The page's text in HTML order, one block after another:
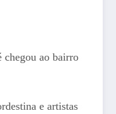
chegou ao bairro
e artistas